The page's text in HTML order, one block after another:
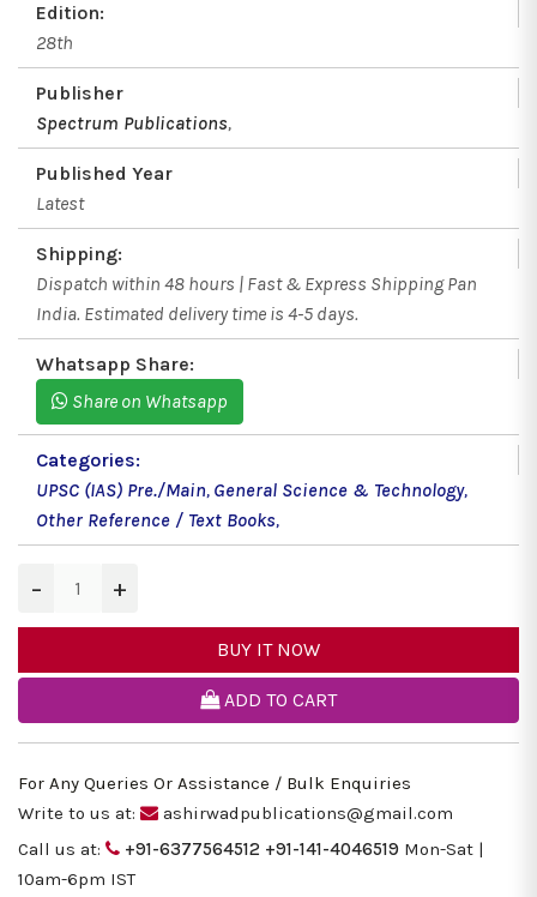
Edition:
28th
Publisher
Spectrum Publications,
Published Year
Latest
Shipping:
Dispatch within 48 hours | Fast & Express Shipping Pan
India. Estimated delivery time is 4-5 days.
Whatsapp Share:
Share on Whatsapp
Categories:
UPSC (IAS) Pre./Main, General Science & Technology,
Other Reference / Text Books,
− +
BUY IT NOW
ADD TO CART
For Any Queries Or Assistance / Bulk Enquiries
Write to us at:
ashirwadpublications@gmail.com
Call us at:
+91-6377564512 +91-141-4046519 Mon-Sat |
10am-6pm IST